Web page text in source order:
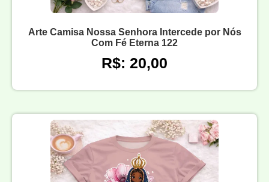
Arte Camisa Nossa Senhora Intercede por Nós
Com Fé Eterna 122
R$: 20,00